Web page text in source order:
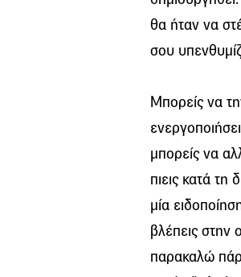
θα ήταν να
σου
Μπορείς να
μπορείς να
πιεις κατά τη
μία
βλέπεις στην
παρακαλώ